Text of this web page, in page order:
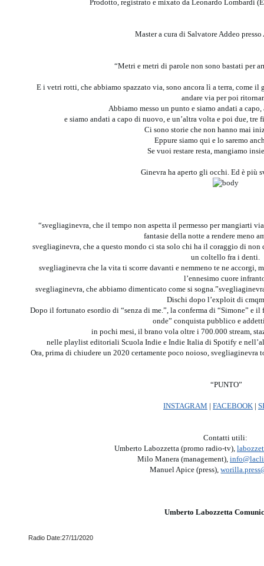
Prodotto, registrato e mixato da Leonardo Lombardi
Master a cura di Salvatore Addeo
“Metri e metri di parole non sono bastati per
E i vetri rotti, che abbiamo spazzato via, sono ancora lì a terra, come
andare via per poi
Abbiamo messo un punto e siamo andati a
e siamo andati a capo di nuovo, e un’altra volta e poi due, tre
Ci sono storie che non hanno mai
Eppure siamo qui e lo saremo
Se vuoi restare resta, mangiamo
Ginevra ha aperto gli occhi. Ed è più
“svegliaginevra, che il tempo non aspetta il permesso per mangiarti
fantasie della notte a rendere meno
svegliaginevra, che a questo mondo ci sta solo chi ha il coraggio di
un coltello fra i denti.
svegliaginevra che la vita ti scorre davanti e nemmeno te ne accorgi,
l’ennesimo cuore
svegliaginevra, che abbiamo dimenticato come si
Dischi dopo l’exploit di
Dopo il fortunato esordio di “senza di me.”, la conferma di “Simone” e
onde” conquista pubblico e
in pochi mesi, il brano vola oltre i 700.000 stream,
nelle playlist editoriali Scuola Indie e Indie Italia di Spotify e
Ora, prima di chiudere un 2020 certamente poco noioso, svegliaginevra
“PUNTO”
INSTAGRAM | FACEBOOK |
Contatti utili:
Umberto Labozzetta (promo radio-tv),
Milo Manera (management),
Manuel Apice (press),
Umberto Labozzetta
Radio Date:27/11/2020